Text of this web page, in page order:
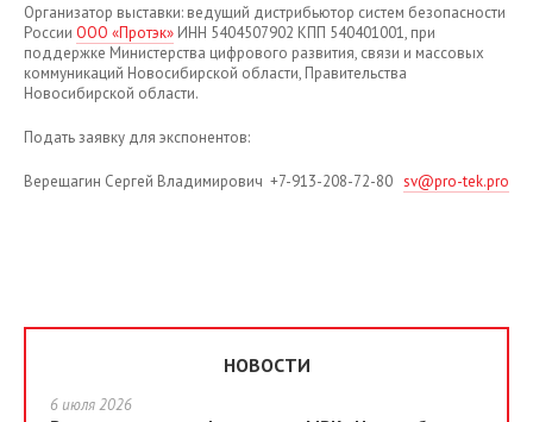
Организатор выставки: ведущий дистрибьютор систем безопасности
России ООО «Протэк» ИНН 5404507902 КПП 540401001, при
поддержке Министерства цифрового развития, связи и массовых
коммуникаций Новосибирской области, Правительства
Новосибирской области.
Подать заявку для экспонентов:
Верещагин Сергей Владимирович +7-913-208-72-80 sv@pro-tek.pro
НОВОСТИ
6 июля 2026